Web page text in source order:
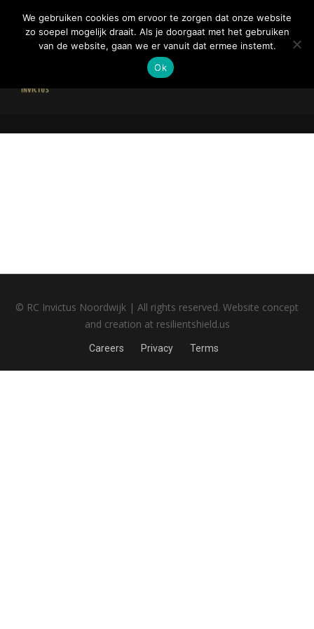
Courses
© RC Invictus Noordwijk | All rights reserved. Website concept
and creation at resilientshield.us
Careers Privacy Terms
We gebruiken cookies om ervoor te zorgen dat onze website
zo soepel mogelijk draait. Als je doorgaat met het gebruiken
van de website, gaan we er vanuit dat ermee instemt.
Ok